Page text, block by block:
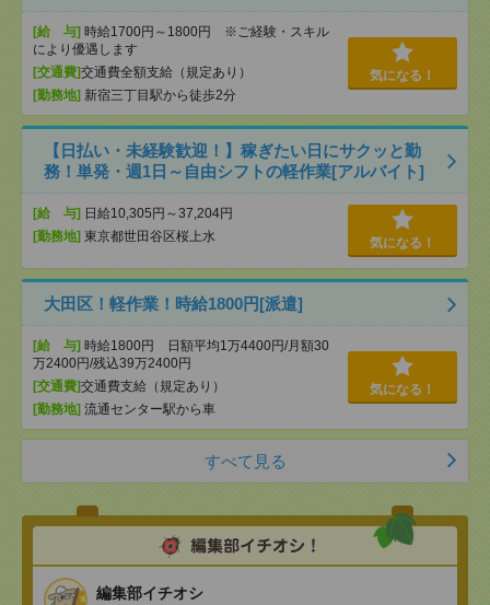
[給 与] 時給1700円～1800円 ※ご経験・スキル
により優遇します
[交通費]交通費全額支給（規定あり）
[勤務地] 新宿三丁目駅から徒歩2分
気になる！
【日払い・未経験歓迎！】稼ぎたい日にサクッと勤
務！単発・週1日～自由シフトの軽作業[アルバイト]
[給 与] 日給10,305円～37,204円
[勤務地] 東京都世田谷区桜上水 気になる！
大田区！軽作業！時給1800円[派遣]
[給 与] 時給1800円 日額平均1万4400円/月額30
万2400円/残込39万2400円
[交通費]交通費支給（規定あり）
[勤務地] 流通センター駅から車
気になる！
すべて見る
編集部イチオシ